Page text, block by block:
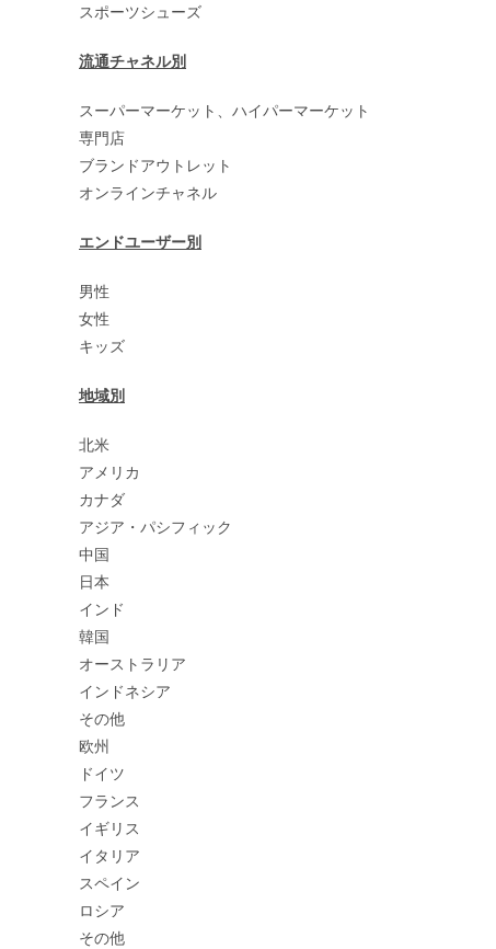
スポーツシューズ
流通チャネル別
スーパーマーケット、ハイパーマーケット
専門店
ブランドアウトレット
オンラインチャネル
エンドユーザー別
男性
女性
キッズ
地域別
北米
アメリカ
カナダ
アジア・パシフィック
中国
日本
インド
韓国
オーストラリア
インドネシア
その他
欧州
ドイツ
フランス
イギリス
イタリア
スペイン
ロシア
その他